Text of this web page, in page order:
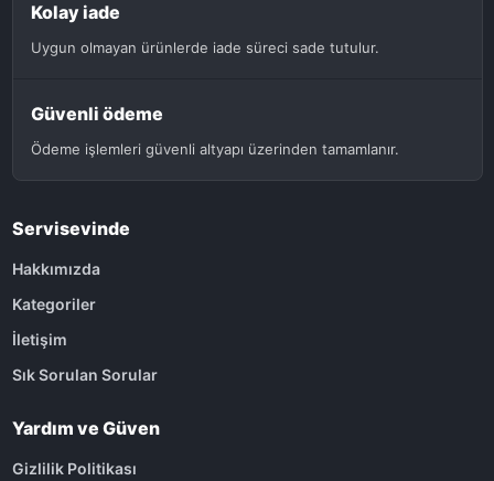
Kolay iade
Uygun olmayan ürünlerde iade süreci sade tutulur.
Güvenli ödeme
Ödeme işlemleri güvenli altyapı üzerinden tamamlanır.
Servisevinde
Hakkımızda
Kategoriler
İletişim
Sık Sorulan Sorular
Yardım ve Güven
Gizlilik Politikası